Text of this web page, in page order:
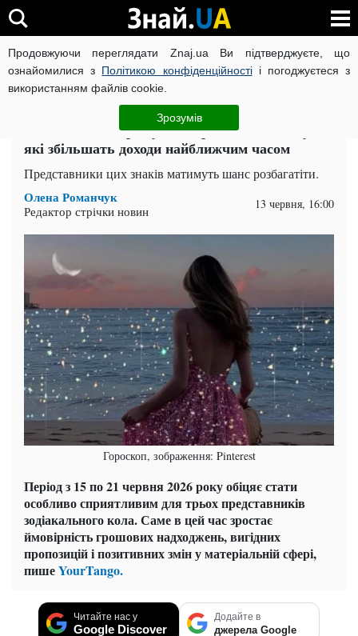
Продовжуючи переглядати Znaj.ua Ви підтверджуєте, що
ознайомилися з Політикою конфіденційностіі погоджуєтеся з
використанням файлів cookie.
Зрозумів
ВІЙНА РОСІЇ ПРОТИ УКРАЇНИ КОРОНАВІРУС В УКРАЇНІ
ЧИТАТЬ НА РУССКОМ
Злидні їм не загрожують: три знаки Зодіаку,
які збільшать доходи найближчим часом
Представники цих знаків матимуть шанс розбагатіти.
Олена Романчук
Редактор стрічки новин 13 червня, 16:00
Гороскоп, зображення: Pinterest
Період з 15 по 21 червня 2026 року обіцяє стати
особливо сприятливим для трьох представників
зодіакального кола. Саме в цей час зростає
ймовірність грошових надходжень, вигідних
пропозицій і позитивних змін у матеріальній сфері,
пишеYourTango.
Читайте нас у
Google Discover
Додайте в
джерела Google